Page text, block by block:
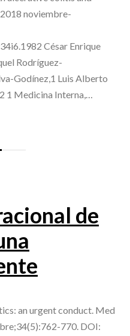
noviembre-
César Enrique
Rodríguez-
Godínez,1 Luis Alberto
1 Medicina Interna,…
de
an urgent conduct. Med
770. DOI: